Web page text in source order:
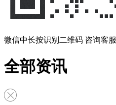
微信中长按识别二维码 咨询客服
全部资讯